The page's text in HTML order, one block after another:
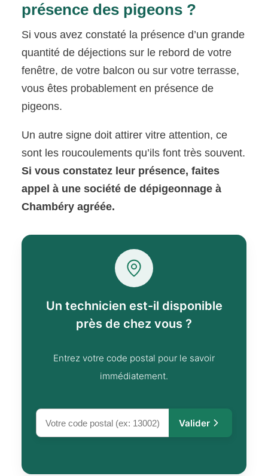
présence des pigeons ?
Si vous avez constaté la présence d’un grande
quantité de déjections sur le rebord de votre
fenêtre, de votre balcon ou sur votre terrasse,
vous êtes probablement en présence de
pigeons.
Un autre signe doit attirer vitre attention, ce
sont les roucoulements qu’ils font très souvent.
Si vous constatez leur présence, faites
appel à une société de dépigeonnage à
Chambéry agréée.
Un technicien est-il disponible
près de chez vous ?
Entrez votre code postal pour le savoir
immédiatement.
Valider